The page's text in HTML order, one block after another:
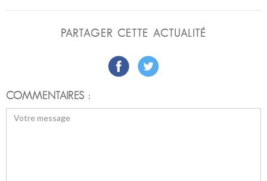
PARTAGER CETTE ACTUALITÉ
COMMENTAIRES :